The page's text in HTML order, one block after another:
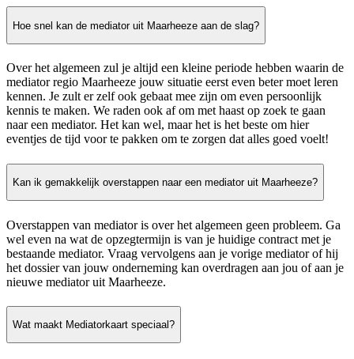
Hoe snel kan de mediator uit Maarheeze aan de slag?
Over het algemeen zul je altijd een kleine periode hebben waarin de
mediator regio Maarheeze jouw situatie eerst even beter moet leren
kennen. Je zult er zelf ook gebaat mee zijn om even persoonlijk
kennis te maken. We raden ook af om met haast op zoek te gaan
naar een mediator. Het kan wel, maar het is het beste om hier
eventjes de tijd voor te pakken om te zorgen dat alles goed voelt!
Kan ik gemakkelijk overstappen naar een mediator uit Maarheeze?
Overstappen van mediator is over het algemeen geen probleem. Ga
wel even na wat de opzegtermijn is van je huidige contract met je
bestaande mediator. Vraag vervolgens aan je vorige mediator of hij
het dossier van jouw onderneming kan overdragen aan jou of aan je
nieuwe mediator uit Maarheeze.
Wat maakt Mediatorkaart speciaal?